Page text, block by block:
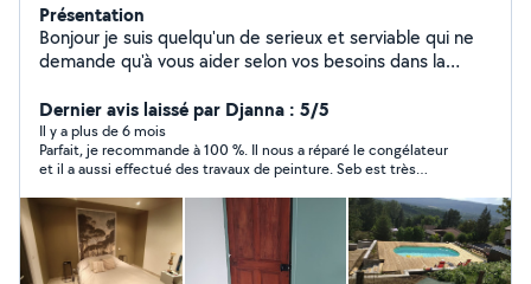
Présentation
Bonjour je suis quelqu'un de serieux et serviable qui ne
demande qu'à vous aider selon vos besoins dans la
jardinage, placo enduit, changement robinetterie,
luminaires pose de parquet flottant , conseiller dressage
de chien, ménage ect demandez moi
Dernier avis laissé par Djanna : 5/5
Il y a plus de 6 mois
Parfait, je recommande à 100 %. Il nous a réparé le congélateur
et il a aussi effectué des travaux de peinture. Seb est très